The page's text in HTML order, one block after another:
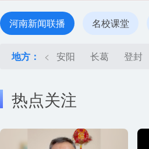
河南新闻联播 名校课堂
地方： < 安阳 长葛 登封
热点关注